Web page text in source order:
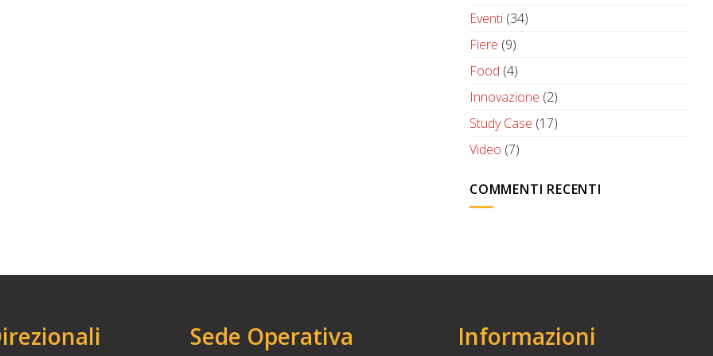
Eventi (34)
Fiere (9)
Food (4)
Innovazione (2)
Study Case (17)
Video (7)
COMMENTI RECENTI
Sede Operativa Informazioni